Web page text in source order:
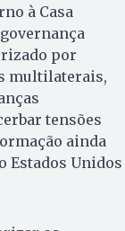
à Casa
por
multilaterais,
tensões
ainda
Estados Unidos